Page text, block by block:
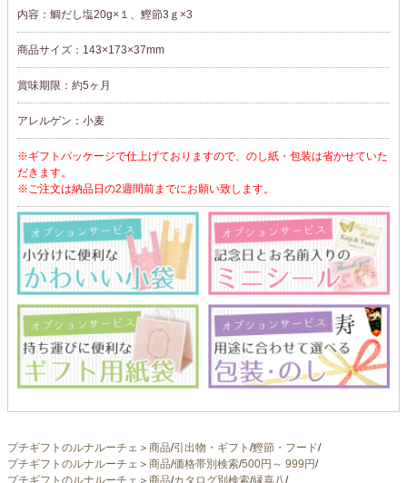
内容：鯛だし塩20g×１、鰹節3ｇ×3
商品サイズ：143×173×37mm
賞味期限：約5ヶ月
アレルゲン：小麦
※ギフトパッケージで仕上げておりますので、のし紙・包装は省かせていた
だきます。
※ご注文は納品日の2週間前までにお願い致します。
プチギフトのルナルーチェ ＞ 商品/引出物・ギフト /鰹節・フード/
プチギフトのルナルーチェ ＞ 商品/価格帯別検索/500円～ 999円/
プチギフトのルナルーチェ ＞ 商品/カタログ別検索/縁喜八/